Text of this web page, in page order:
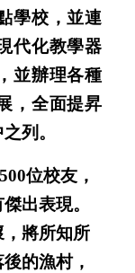
學校，並連
代化教學器
並辦理各種
，全面提昇
列。
位校友，
出表現。
將所知所
的漁村，